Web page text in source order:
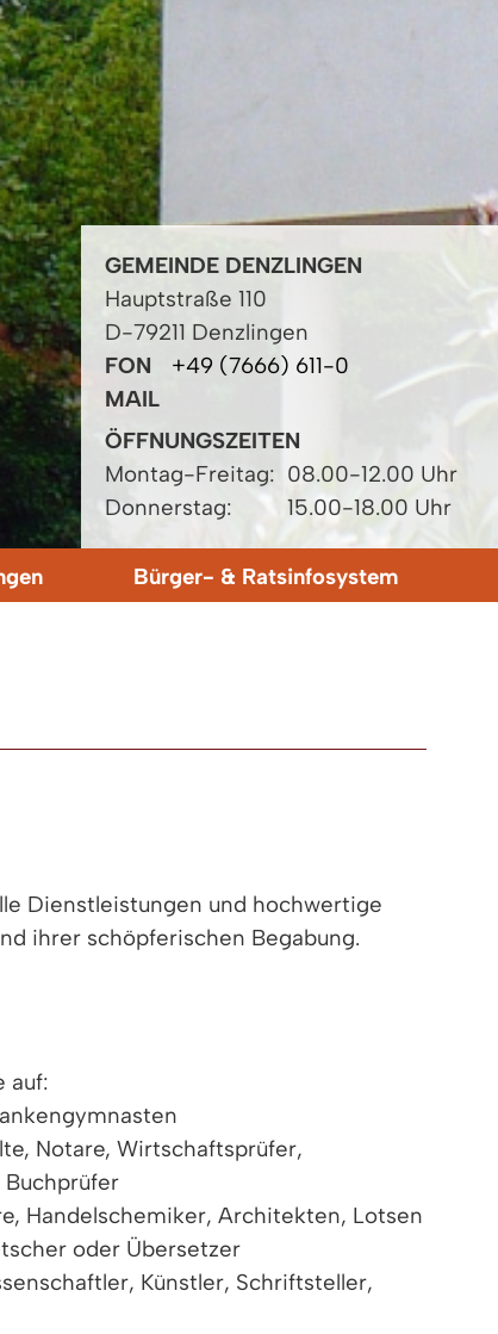
GEMEINDE DENZLINGEN
Hauptstraße 110
D-79211 Denzlingen
FON
+49 (7666) 611-0
MAIL
ÖFFNUNGSZEITEN
Montag-Freitag: 08.00-12.00 Uhr
Donnerstag:
15.00-18.00 Uhr
Bürger- & Ratsinfosystem
Dienstleistungen und hochwertige
ihrer schöpferischen Begabung.
auf:
Notare, Wirtschaftsprüfer,
Handelschemiker, Architekten, Lotsen
oder Übersetzer
Künstler, Schriftsteller,